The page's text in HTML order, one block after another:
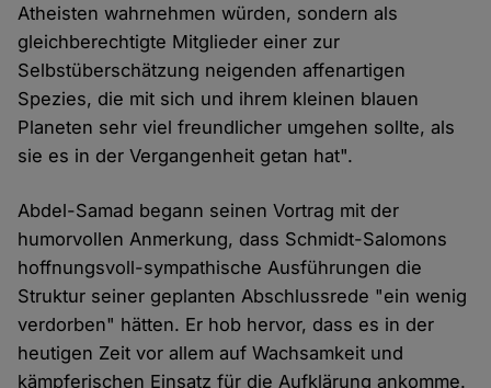
Atheisten wahrnehmen würden, sondern als
gleichberechtigte Mitglieder einer zur
Selbstüberschätzung neigenden affenartigen
Spezies, die mit sich und ihrem kleinen blauen
Planeten sehr viel freundlicher umgehen sollte, als
sie es in der Vergangenheit getan hat".
Abdel-Samad begann seinen Vortrag mit der
humorvollen Anmerkung, dass Schmidt-Salomons
hoffnungsvoll-sympathische Ausführungen die
Struktur seiner geplanten Abschlussrede "ein wenig
verdorben" hätten. Er hob hervor, dass es in der
heutigen Zeit vor allem auf Wachsamkeit und
kämpferischen Einsatz für die Aufklärung ankomme.